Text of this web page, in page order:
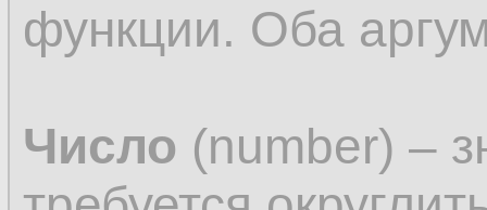
функции. Оба
Число (number) –